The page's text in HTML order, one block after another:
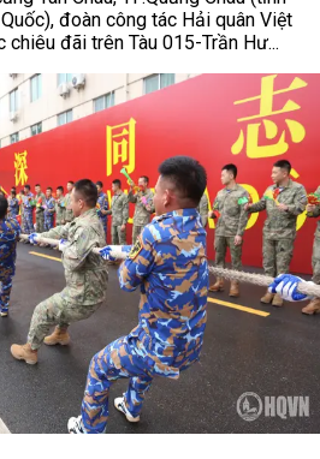
đoàn công tác Hải quân Việt
đãi trên Tàu 015-Trần Hư...